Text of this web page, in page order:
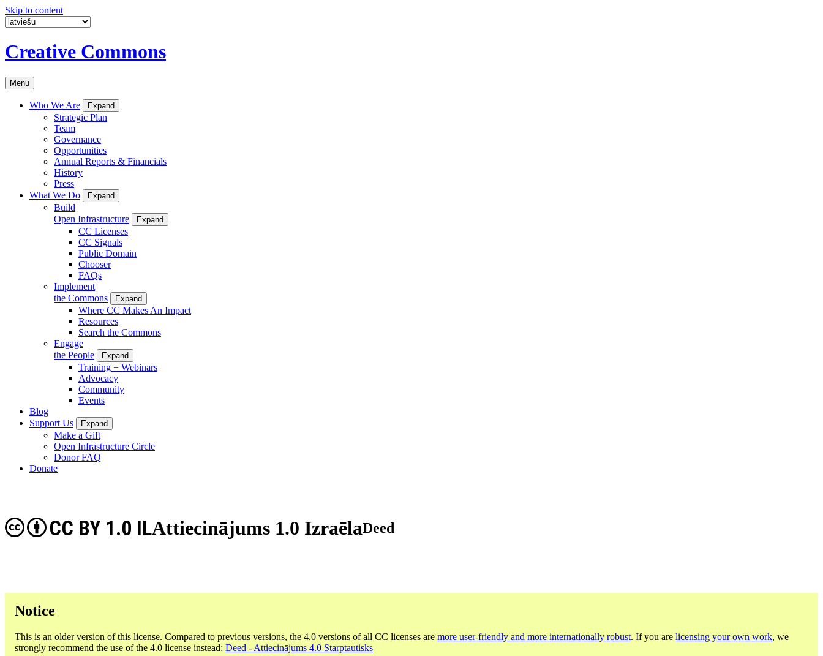
Skip to content
Creative Commons
Menu
Who We Are Expand
Strategic Plan
Team
Governance
Opportunities
Annual Reports & Financials
History
Press
What We Do
Expand
Build
Open Infrastructure
Expand
CC Licenses
CC Signals
Public Domain
Chooser
FAQs
Implement
the Commons
Expand
Where CC Makes An Impact
Resources
Search the Commons
Engage
the People
Expand
Training + Webinars
Advocacy
Community
Events
Blog
Support Us
Expand
Make a Gift
Open Infrastructure Circle
Donor FAQ
Donate
Attiecinājums 1.0 Izraēla
CC BY 1.0 IL Deed
Notice
This is an older version of this license. Compared to previous versions, the 4.0 versions of all CC licenses are more user-friendly and more internationally robust. If you are licensing your own work, we
strongly recommend the use of the 4.0 license instead: Deed - Attiecinājums 4.0 Starptautisks